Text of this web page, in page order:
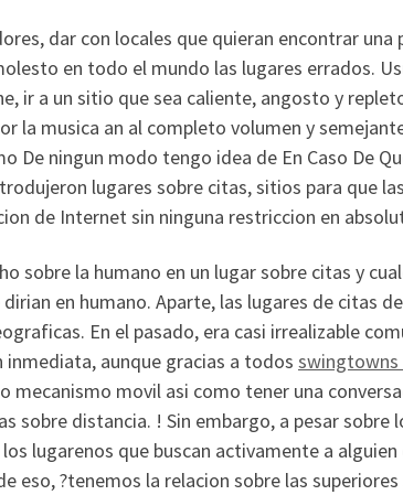
dar con locales que quieran encontrar una
en todo el mundo las lugares errados.
ir a un sitio que sea caliente, angosto y
la musica an al completo volumen y
De ningun modo tengo idea de En Caso De
lugares sobre citas, sitios para que
de Internet sin ninguna restriccion en
sobre la humano en un lugar sobre citas y
en humano. Aparte, las lugares de citas
En el pasado, era casi irrealizable
inmediata, aunque gracias a todos
mecanismo movil asi­ como tener una
sobre distancia. ! Sin embargo, a pesar sobre
lugarenos que buscan activamente a
eso, ?tenemos la relacion sobre las